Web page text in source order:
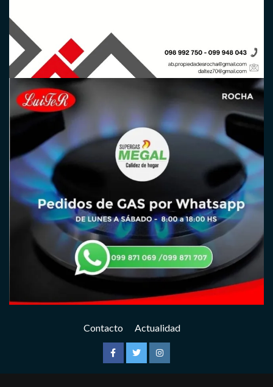
Contacto Actualidad
FacebookTwitterInstagram